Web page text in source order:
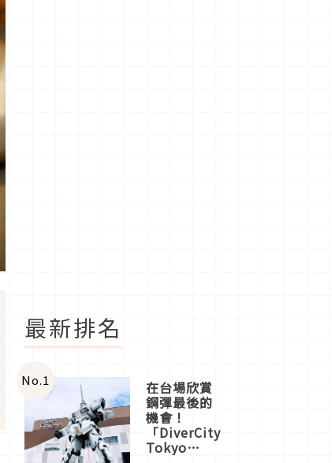
最新排名
No.1 在台場欣賞
鋼彈最後的
機會！
「DiverCity
Tokyo